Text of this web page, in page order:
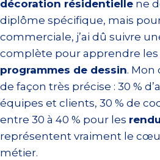
décoration résidentielle ne
diplôme spécifique, mais
commerciale, j’ai dû suivre
complète pour apprendre les
programmes de dessin.
de façon très précise : 30 %
équipes et clients, 30 % de
entre 30 à 40 % pour les
représentent vraiment le
métier.